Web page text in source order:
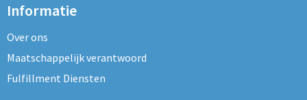
Informatie
Over ons
Maatschappelijk verantwoord
Fulfillment Diensten